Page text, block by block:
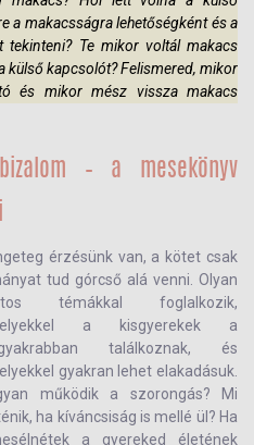
a makacsságra lehetőségként és a
tekinteni? Te mikor voltál makacs
külső kapcsolót? Felismered, mikor
és mikor mész vissza makacs
– a mesekönyv
érzésünk van, a kötet csak
tud górcső alá venni. Olyan
témákkal foglalkozik,
a kisgyerekek a
találkoznak, és
gyakran lehet elakadásuk.
működik a szorongás? Mi
ha kíváncsiság is mellé ül? Ha
a gyereked életének